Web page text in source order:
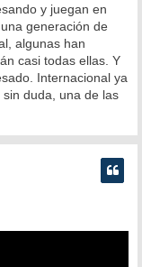
y juegan en
generación de
algunas han
casi todas ellas. Y
Internacional ya
duda, una de las